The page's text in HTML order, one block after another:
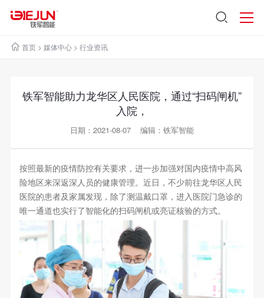
首页> 媒体中心> 行业资讯
铁军智能助力龙华区人民医院，通过“扫码闸机”
入院，
日期：2021-08-07 编辑：铁军智能
按照最新的疫情防控有关要求，进一步加强对国内疫情中高风
险地区来深返深人员的健康管理。近日，不少前往龙华区人民
医院的患者及家属发现，除了测温戴口罩，进入医院门急诊的
唯一通道也实行了智能化的扫码闸机或亮证核验的方式。